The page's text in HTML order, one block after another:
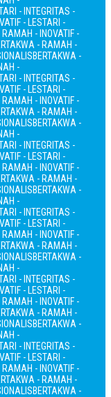
- INTEGRITAS -
- LESTARI -
RAMAH - INOVATIF -
- RAMAH -
BERTAKWA -
-
- INTEGRITAS -
- LESTARI -
RAMAH - INOVATIF -
- RAMAH -
BERTAKWA -
-
- INTEGRITAS -
- LESTARI -
RAMAH - INOVATIF -
- RAMAH -
BERTAKWA -
-
- INTEGRITAS -
- LESTARI -
RAMAH - INOVATIF -
- RAMAH -
BERTAKWA -
-
- INTEGRITAS -
- LESTARI -
RAMAH - INOVATIF -
- RAMAH -
BERTAKWA -
-
- INTEGRITAS -
- LESTARI -
RAMAH - INOVATIF -
- RAMAH -
BERTAKWA -